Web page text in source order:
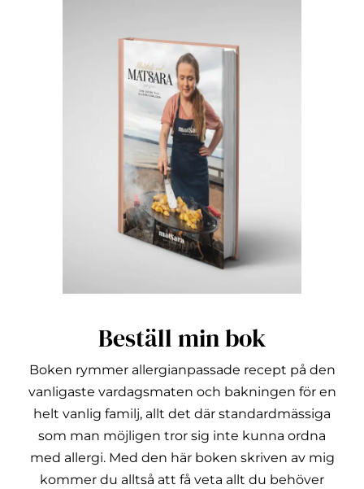
Beställ min bok
Boken rymmer allergianpassade recept på den
vanligaste vardagsmaten och bakningen för en
helt vanlig familj, allt det där standardmässiga
som man möjligen tror sig inte kunna ordna
med allergi. Med den här boken skriven av mig
kommer du alltså att få veta allt du behöver